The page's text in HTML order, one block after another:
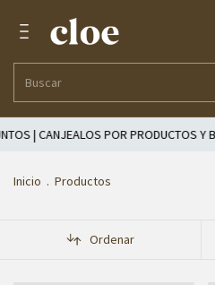
POR PRODUCTOS Y BENEFICIOS
Inicio . Productos
Ordenar